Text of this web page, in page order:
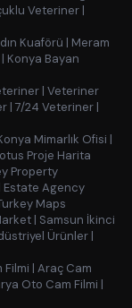
Veteriner |
Kuaförü | Meram
| Konya Bayan
| Veteriner
| 7/24 Veteriner |
Mimarlık Ofisi |
Proje Harita
Property
Estate Agency
Maps
| Samsun İkinci
Ürünler |
Filmi | Araç Cam
Oto Cam Filmi |